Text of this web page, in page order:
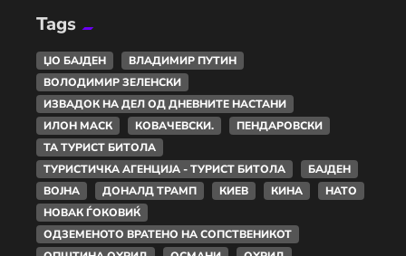
Tags
ЏО БАЈДЕН
ВЛАДИМИР ПУТИН
ВОЛОДИМИР ЗЕЛЕНСКИ
ИЗВАДОК НА ДЕЛ ОД ДНЕВНИТЕ НАСТАНИ
ИЛОН МАСК
КОВАЧЕВСКИ.
ПЕНДАРОВСКИ
ТА ТУРИСТ БИТОЛА
ТУРИСТИЧКА АГЕНЦИЈА - ТУРИСТ БИТОЛА
БАЈДЕН
ВОЈНА
ДОНАЛД ТРАМП КИЕВ КИНА
НАТО
НОВАК ЃОКОВИЌ
ОДЗЕМЕНОТО ВРАТЕНО НА СОПСТВЕНИКОТ